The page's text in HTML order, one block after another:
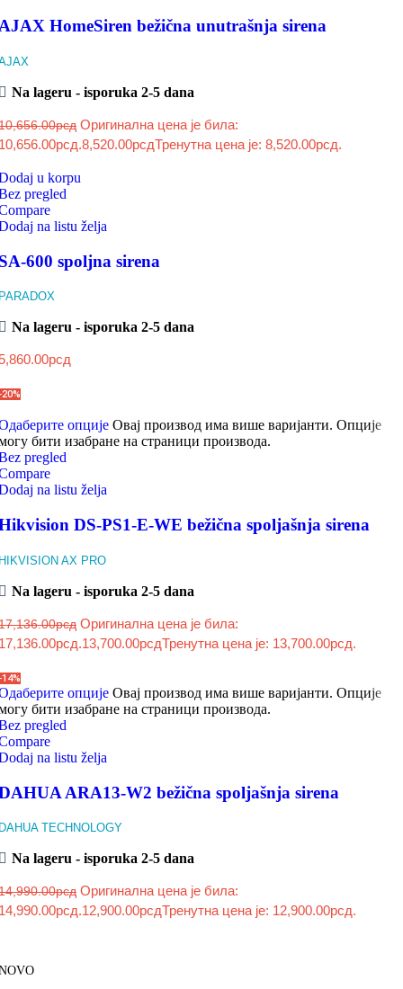
HomeSiren bežična unutrašnja sirena
Na lageru - isporuka 2-5 dana
рсд Оригинална цена је била:
8,520.00рсдТренутна цена је: 8,520.00рсд.
u korpu
pregled
na listu želja
600 spoljna sirena
Na lageru - isporuka 2-5 dana
рсд
опције Овај производ има више варијанти. Опције
бити изабране на страници производа.
pregled
na listu želja
DS-PS1-E-WE bežična spoljašnja sirena
AX PRO
Na lageru - isporuka 2-5 dana
рсд Оригинална цена је била:
13,700.00рсдТренутна цена је: 13,700.00рсд.
опције Овај производ има више варијанти. Опције
бити изабране на страници производа.
pregled
na listu želja
ARA13-W2 bežična spoljašnja sirena
TECHNOLOGY
Na lageru - isporuka 2-5 dana
рсд Оригинална цена је била:
12,900.00рсдТренутна цена је: 12,900.00рсд.